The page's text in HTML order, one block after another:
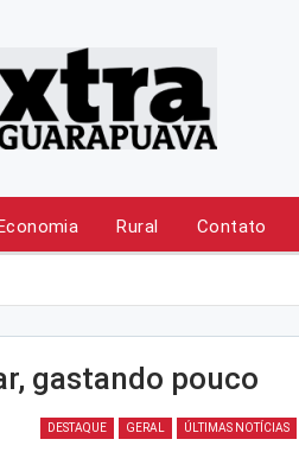
Rural Contato
gastando pouco
DESTAQUE GERAL ÚLTIMAS NOTÍCIAS